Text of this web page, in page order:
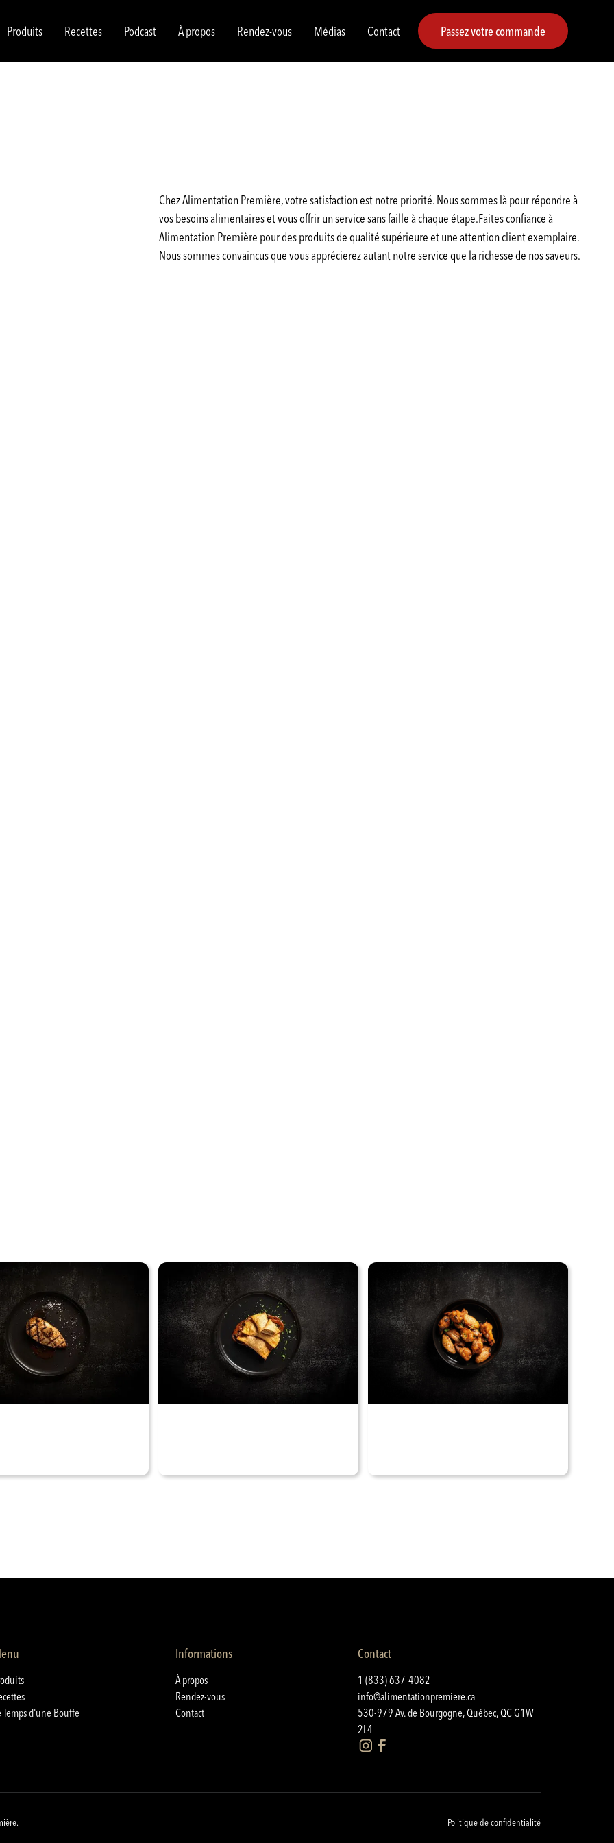
Produits Recettes Podcast À propos Rendez-vous Médias Contact Passez votre commande
Chez Alimentation Première, votre satisfaction est notre priorité. Nous sommes là pour répondre à
vos besoins alimentaires et vous offrir un service sans faille à chaque étape.Faites confiance à
Alimentation Première pour des produits de qualité supérieure et une attention client exemplaire.
Nous sommes convaincus que vous apprécierez autant notre service que la richesse de nos saveurs.
Temps d'une Bouffe
Informations
À propos
Rendez-vous
Contact
Contact
1 (833) 637-4082
info@alimentationpremiere.ca
530-979 Av. de Bourgogne, Québec, QC G1W
2L4
Politique de confidentialité